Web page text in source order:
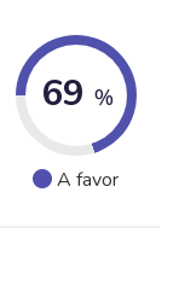
69 %
A favor